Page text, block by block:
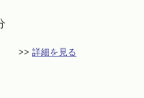
>> 詳細を見る